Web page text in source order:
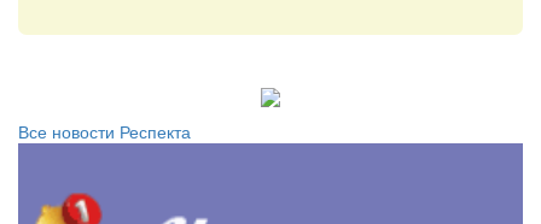
Все новости Респекта